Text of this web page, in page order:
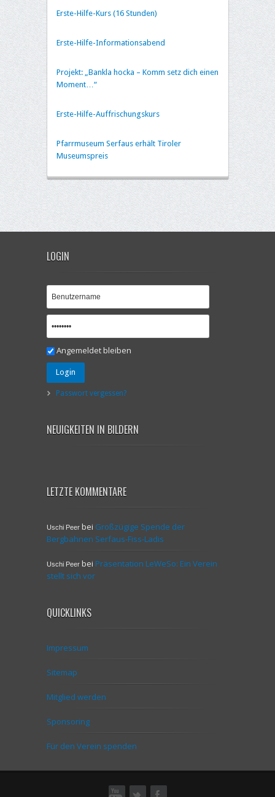
Erste-Hilfe-Kurs (16 Stunden)
Erste-Hilfe-Informationsabend
Projekt: „Bankla hocka – Komm setz dich einen
Moment…“
Erste-Hilfe-Auffrischungskurs
Pfarrmuseum Serfaus erhält Tiroler
Museumspreis
LOGIN
Angemeldet bleiben
Login
Passwort vergessen?
NEUIGKEITEN IN BILDERN
LETZTE KOMMENTARE
Uschi Peerbei Großzügige Spende der
Bergbahnen Serfaus-Fiss-Ladis
Uschi Peerbei Präsentation LeWeSo: Ein Verein
stellt sich vor
QUICKLINKS
Impressum
Sitemap
Mitglied werden
Sponsoring
Für den Verein spenden